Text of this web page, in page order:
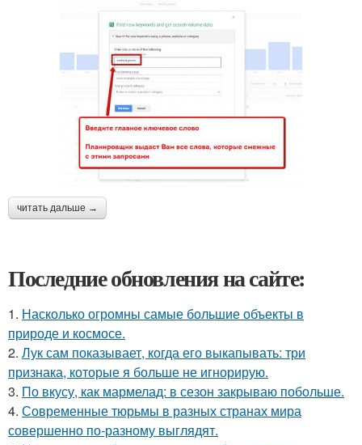
читать дальше →
Последние обновления на сайте:
1. Насколько огромны самые большие объекты в
природе и космосе.
2. Лук сам показывает, когда его выкапывать: три
признака, которые я больше не игнорирую.
3. По вкусу, как мармелад: в сезон закрываю побольше.
4. Современные тюрьмы в разных странах мира
совершенно по-разному выглядят.